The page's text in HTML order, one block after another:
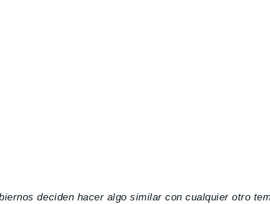
deciden hacer algo similar con cualquier otro